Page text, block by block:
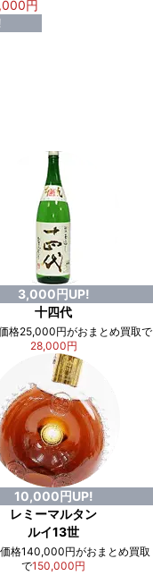
円
3,000円UP!
十四代
格25,000円がおまとめ買取で
28,000円
10,000円UP!
レミーマルタン
ルイ13世
格140,000円がおまとめ買取
で150,000円